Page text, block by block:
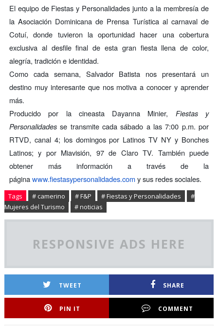
El equipo de Fiestas y Personalidades junto a la membresía de
la Asociación Dominicana de Prensa Turística al carnaval de
Cotuí, donde tuvieron la oportunidad hacer una cobertura
exclusiva al desfile final de esta gran fiesta llena de color,
alegría, tradición e identidad.
Como cada semana, Salvador Batista nos presentará un
destino muy interesante que nos motiva a conocer y aprender
más.
Producido por la cineasta Dayanna Minier, Fiestas y
Personalidadesse transmite cada sábado a las 7:00 p.m. por
RTVD, canal 4; los domingos por Latinos TV NY y Bonches
Latinos; y por Miavisión, 97 de Claro TV. También puede
obtener más información a través de la
páginawww.fiestasypersonalidades.comy sus redes sociales.
Tags # camerino # F&P # Fiestas y Personalidades
#
Mujeres del Turismo
# noticias
RESPONSIVE ADS HERE
TWEET SHARE
PIN IT COMMENT